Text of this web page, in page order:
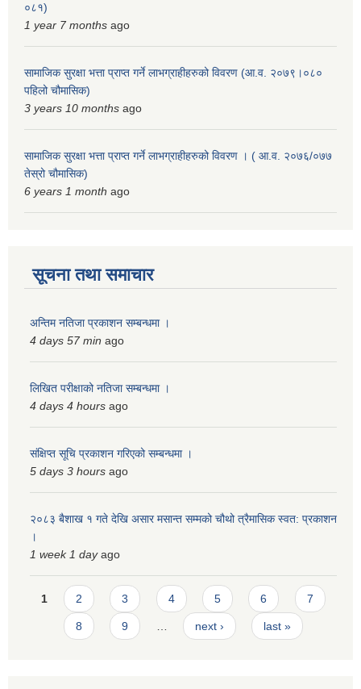
०८१)
1 year 7 months ago
सामाजिक सुरक्षा भत्ता प्राप्त गर्ने लाभग्राहीहरुको विवरण (आ.व. २०७९।०८०
पहिलो चौमासिक)
3 years 10 months ago
सामाजिक सुरक्षा भत्ता प्राप्त गर्ने लाभग्राहीहरुको विवरण । ( आ.व. २०७६/०७७
तेस्रो चौमासिक)
6 years 1 month ago
सूचना तथा समाचार
अन्तिम नतिजा प्रकाशन सम्बन्धमा ।
4 days 57 min ago
लिखित परीक्षाको नतिजा सम्बन्धमा ।
4 days 4 hours ago
संक्षिप्त सूचि प्रकाशन गरिएको सम्बन्धमा ।
5 days 3 hours ago
२०८३ बैशाख १ गते देखि असार मसान्त सम्मको चौथो त्रैमासिक स्वत: प्रकाशन
।
1 week 1 dayago
Pages
1 2 3 4 5 6 7
8 9 next › last »